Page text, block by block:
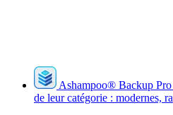
Ashampoo® Backup
de leur catégorie : modernes,